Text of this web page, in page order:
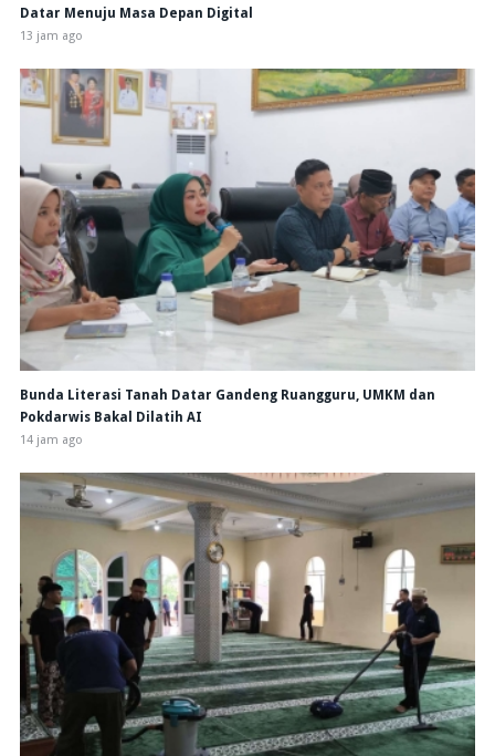
Datar Menuju Masa Depan Digital
13 jam ago
Bunda Literasi Tanah Datar Gandeng Ruangguru, UMKM dan
Pokdarwis Bakal Dilatih AI
14 jam ago